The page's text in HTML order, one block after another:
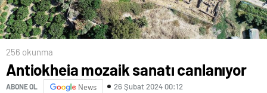
256 okunma
Antiokheia mozaik sanatı canlanıyor
ABONE OL News 26 Şubat 2024 00:12